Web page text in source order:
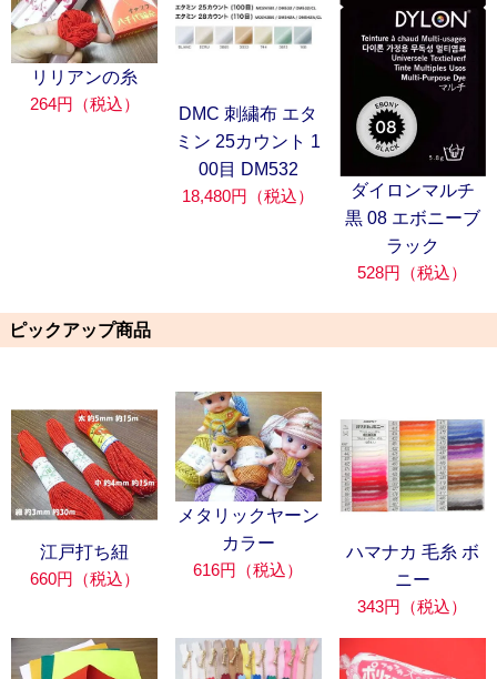
リリアンの糸
264円（税込）
DMC 刺繍布 エタ
ミン 25カウント 1
00目 DM532
18,480円（税込）
ダイロンマルチ
黒 08 エボニーブ
ラック
528円（税込）
ピックアップ商品
江戸打ち紐
660円（税込）
メタリックヤーン
カラー
616円（税込）
ハマナカ 毛糸 ボ
ニー
343円（税込）